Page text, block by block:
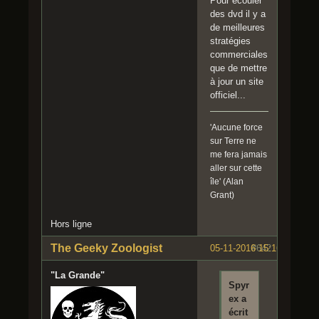
des dvd il y a
de meilleures
stratégies
commerciales
que de mettre
à jour un site
officiel...
'Aucune force
sur Terre ne
me fera jamais
aller sur cette
île' (Alan
Grant)
Hors ligne
#642
05-11-2016 15:16:09
The Geeky Zoologist
"La Grande"
Spyr
ex a
écrit